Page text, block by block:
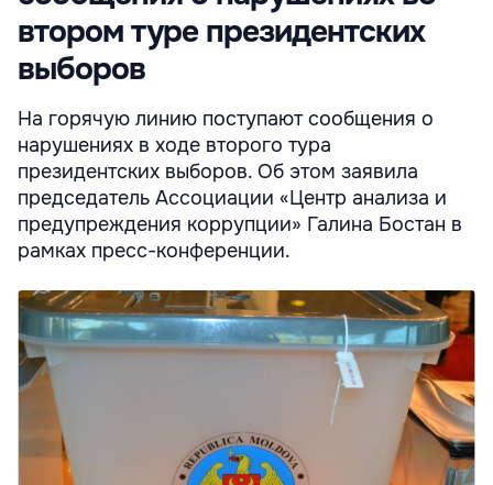
втором туре президентских
выборов
На горячую линию поступают сообщения о
нарушениях в ходе второго тура
президентских выборов. Об этом заявила
председатель Ассоциации «Центр анализа и
предупреждения коррупции» Галина Бостан в
рамках пресс-конференции.